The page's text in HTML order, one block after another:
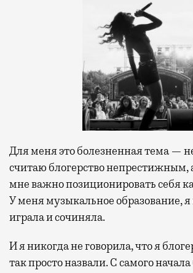
Для меня это болезненная тема —
считаю блогерство непрестижным,
мне важно позиционировать себя
У меня музыкальное образование, я
играла и сочиняла.
И я никогда не говорила, что я
так просто назвали. С самого